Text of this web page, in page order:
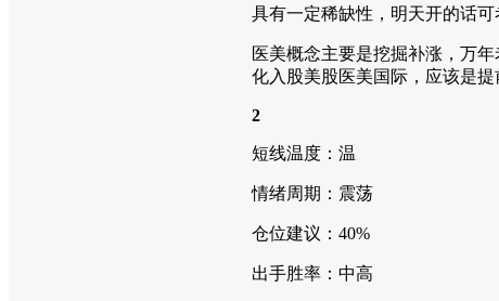
具有一定稀缺性，明天开的话可
医美概念主要是挖掘补涨，万年
化入股美股医美国际，应该是提
2
短线温度：温
情绪周期：震荡
仓位建议：40%
出手胜率：中高